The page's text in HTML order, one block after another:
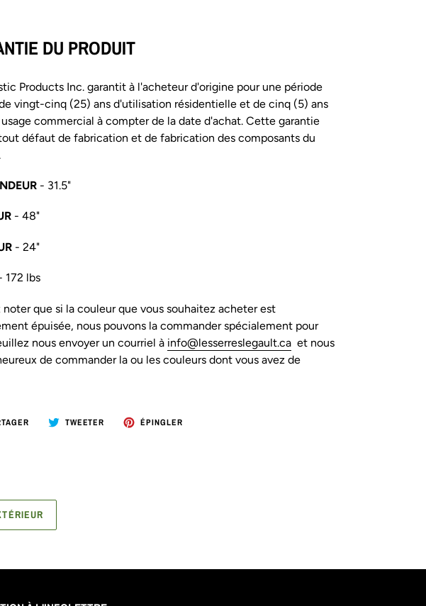
DU PRODUIT
Products Inc. garantit à l'acheteur d'origine pour une période
vingt-cinq (25) ans d'utilisation résidentielle et de cinq (5) ans
commercial à compter de la date d'achat. Cette garantie
défaut de fabrication et de fabrication des composants du
- 31.5"
- 48"
- 24"
172 lbs
noter que si la couleur que vous souhaitez acheter est
épuisée, nous pouvons la commander spécialement pour
nous envoyer un courriel à info@lesserreslegault.ca et nous
de commander la ou les couleurs dont vous avez de
PARTAGER
SUR
TWEETER TWEETERÉPINGLER